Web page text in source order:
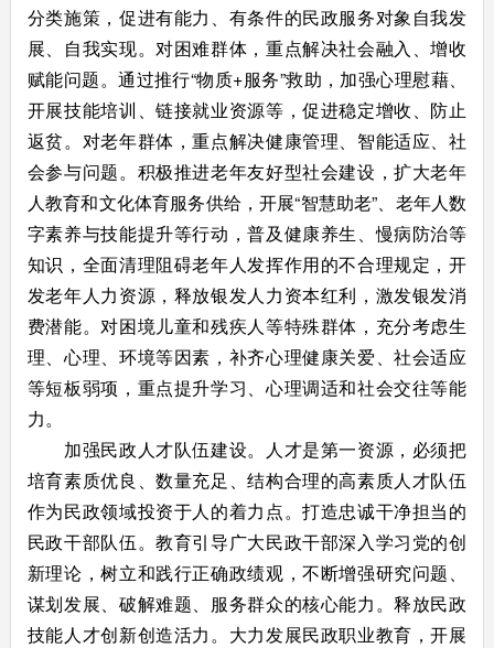
分类施策，促进有能力、有条件的民政服务对象自我发
展、自我实现。对困难群体，重点解决社会融入、增收
赋能问题。通过推行“物质+服务”救助，加强心理慰藉、
开展技能培训、链接就业资源等，促进稳定增收、防止
返贫。对老年群体，重点解决健康管理、智能适应、社
会参与问题。积极推进老年友好型社会建设，扩大老年
人教育和文化体育服务供给，开展“智慧助老”、老年人数
字素养与技能提升等行动，普及健康养生、慢病防治等
知识，全面清理阻碍老年人发挥作用的不合理规定，开
发老年人力资源，释放银发人力资本红利，激发银发消
费潜能。对困境儿童和残疾人等特殊群体，充分考虑生
理、心理、环境等因素，补齐心理健康关爱、社会适应
等短板弱项，重点提升学习、心理调适和社会交往等能
力。
加强民政人才队伍建设。人才是第一资源，必须把
培育素质优良、数量充足、结构合理的高素质人才队伍
作为民政领域投资于人的着力点。打造忠诚干净担当的
民政干部队伍。教育引导广大民政干部深入学习党的创
新理论，树立和践行正确政绩观，不断增强研究问题、
谋划发展、破解难题、服务群众的核心能力。释放民政
技能人才创新创造活力。大力发展民政职业教育，开展